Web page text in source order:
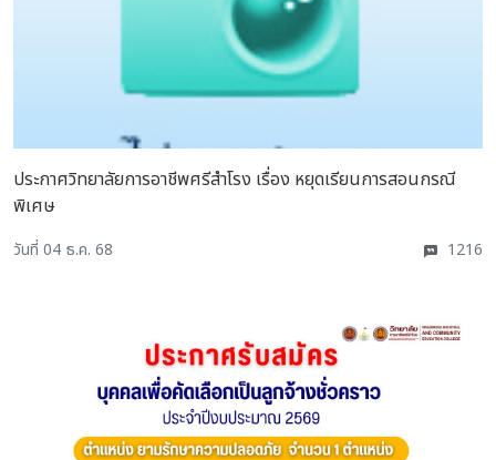
ประกาศวิทยาลัยการอาชีพศรีสำโรง เรื่อง หยุดเรียนการสอนกรณี
พิเศษ
วันที่ 04 ธ.ค. 68 1216